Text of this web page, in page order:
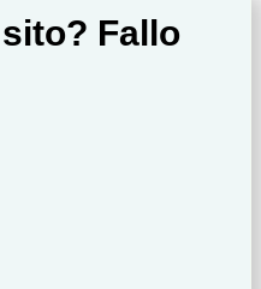
Fallo